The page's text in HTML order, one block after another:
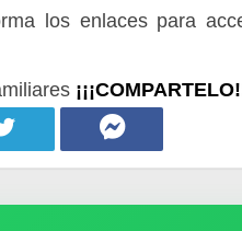
los enlaces para